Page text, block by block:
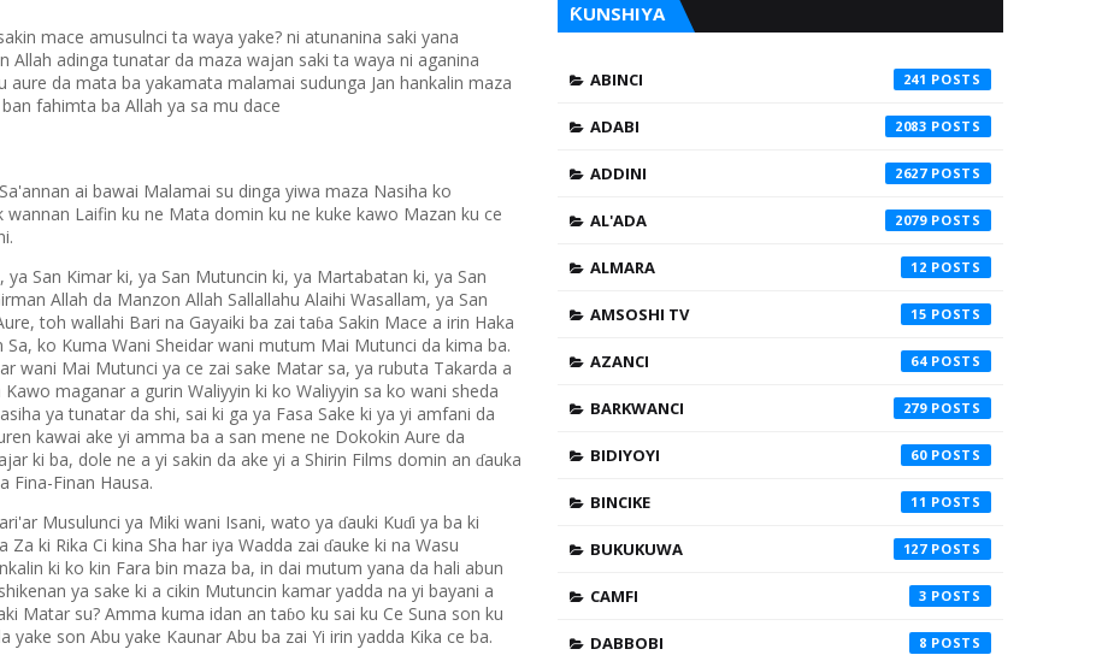
mace amusulnci ta waya yake? ni atunanina saki yana
adinga tunatar da maza wajan saki ta waya ni aganina
aure da mata ba yakamata malamai sudunga Jan hankalin maza
fahimta ba Allah ya sa mu dace
ai bawai Malamai su dinga yiwa maza Nasiha ko
Laifin ku ne Mata domin ku ne kuke kawo Mazan ku ce
San Kimar ki, ya San Mutuncin ki, ya Martabatan ki, ya San
Allah da Manzon Allah Sallallahu Alaihi Wasallam, ya San
toh wallahi Bari na Gayaiki ba zai taɓa Sakin Mace a irin Haka
ko Kuma Wani Sheidar wani mutum Mai Mutunci da kima ba.
wani Mai Mutunci ya ce zai sake Matar sa, ya rubuta Takarda a
maganar a gurin Waliyyin ki ko Waliyyin sa ko wani sheda
ya tunatar da shi, sai ki ga ya Fasa Sake ki ya yi amfani da
kawai ake yi amma ba a san mene ne Dokokin Aure da
ki ba, dole ne a yi sakin da ake yi a Shirin Films domin an ɗauka
Fina-Finan Hausa.
Musulunci ya Miki wani Isani, wato ya ɗauki Kuɗi ya ba ki
ki Rika Ci kina Sha har iya Wadda zai ɗauke ki na Wasu
ki ko kin Fara bin maza ba, in dai mutum yana da hali abun
ya sake ki a cikin Mutuncin kamar yadda na yi bayani a
Matar su? Amma kuma idan an taɓo ku sai ku Ce Suna son ku
son Abu yake Kaunar Abu ba zai Yi irin yadda Kika ce ba.
ƘUNSHIYA
ABINCI 241
ADABI 2083
ADDINI 2627
AL'ADA 2079
ALMARA 12
AMSOSHI TV 15
AZANCI 64
BARKWANCI 279
BIDIYOYI 60
BINCIKE 11
BUKUKUWA 127
CAMFI 3
DABBOBI 8